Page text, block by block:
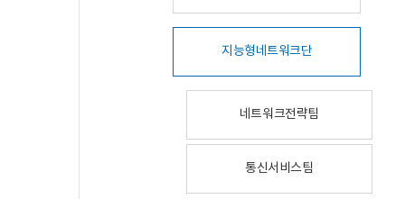
지능형네트워크단
네트워크전략팀
통신서비스팀